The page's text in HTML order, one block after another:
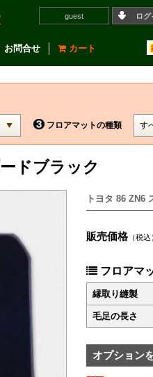
guest ログ
お問合せ カート
フロアマットの種類
ドブラック
トヨタ 86 ZN6
販売価格（税込
フロアマ
縁取り縫製
毛足の長さ
オプション